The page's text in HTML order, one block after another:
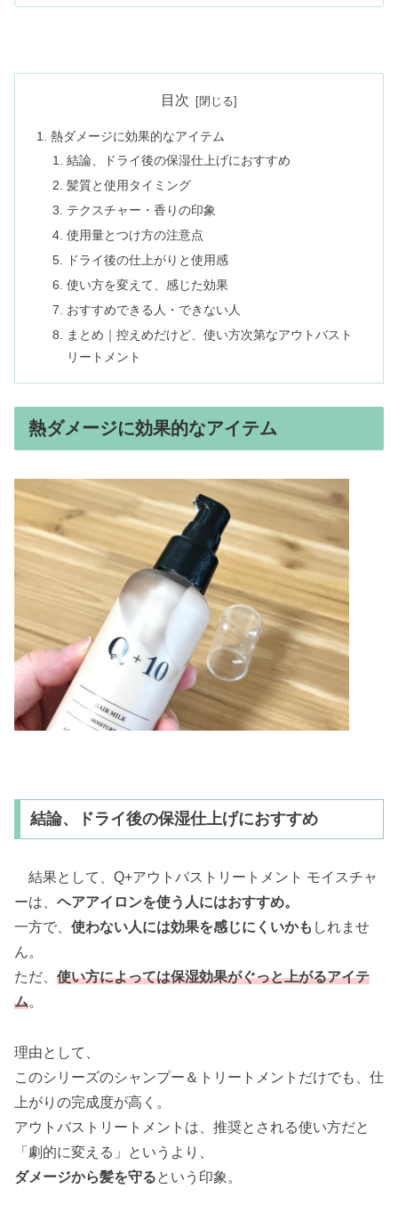
目次
熱ダメージに効果的なアイテム
結論、ドライ後の保湿仕上げにおすすめ
髪質と使用タイミング
テクスチャー・香りの印象
使用量とつけ方の注意点
ドライ後の仕上がりと使用感
使い方を変えて、感じた効果
おすすめできる人・できない人
まとめ｜控えめだけど、使い方次第なアウトバスト
リートメント
熱ダメージに効果的なアイテム
結論、ドライ後の保湿仕上げにおすすめ
結果として、Q+アウトバストリートメント モイスチャ
ーは、 ヘアアイロンを使う人にはおすすめ。
一方で、 使わない人には効果を感じにくいかも しれませ
ん。
ただ、 使い方によっては保湿効果がぐっと上がるアイテ
ム。
理由として、
このシリーズのシャンプー＆トリートメントだけでも、仕
上がりの完成度が高く。
アウトバストリートメントは、推奨とされる使い方だと
「劇的に変える」というより、
ダメージから髪を守るという印象。